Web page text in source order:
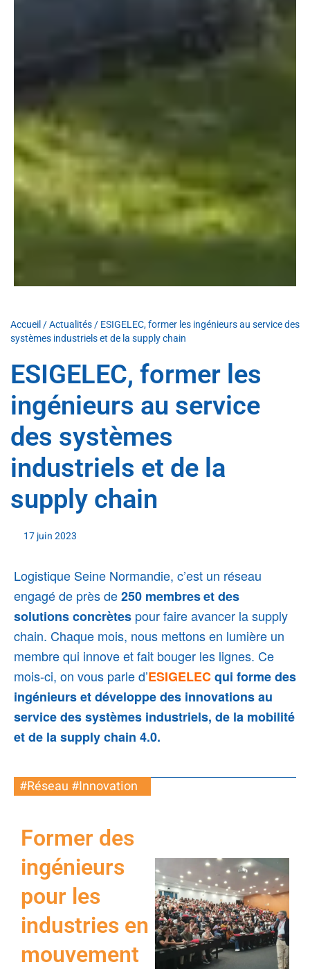
Accueil /Actualités/ ESIGELEC, former les ingénieurs au service des
systèmes industriels et de la supply chain
ESIGELEC, former les
ingénieurs au service
des systèmes
industriels et de la
supply chain
17 juin 2023
Logistique Seine Normandie, c’est un réseau
engagé de près de250 membreset des
solutions concrètes pour faire avancer la supply
chain. Chaque mois, nous mettons en lumière un
membre qui innove et fait bouger les lignes. Ce
mois-ci, on vous parle d’ESIGELECqui forme des
ingénieurs et développe des innovations au
service des systèmes industriels, de la mobilité
et de lasupply chain 4.0.
#Réseau #Innovation
Former des
ingénieurs
pour les
industries en
mouvement